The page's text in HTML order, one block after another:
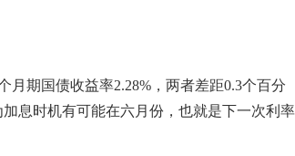
月期国债收益率2.28%，两者差距0.3个百分
息时机有可能在六月份，也就是下一次利